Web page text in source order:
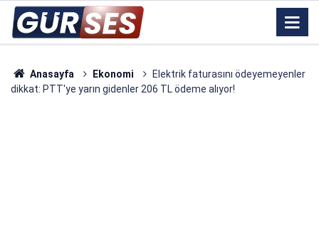
Anasayfa Ekonomi
Elektrik faturasını ödeyemeyenler
dikkat: PTT'ye yarın gidenler 206 TL ödeme alıyor!